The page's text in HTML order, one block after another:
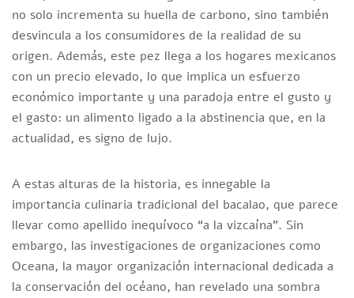
no solo incrementa su huella de carbono, sino también
desvincula a los consumidores de la realidad de su
origen. Además, este pez llega a los hogares mexicanos
con un precio elevado, lo que implica un esfuerzo
económico importante y una paradoja entre el gusto y
el gasto: un alimento ligado a la abstinencia que, en la
actualidad, es signo de lujo.
A estas alturas de la historia, es innegable la
importancia culinaria tradicional del bacalao, que parece
llevar como apellido inequívoco “a la vizcaína”. Sin
embargo, las investigaciones de organizaciones como
Oceana, la mayor organización internacional dedicada a
la conservación del océano, han revelado una sombra